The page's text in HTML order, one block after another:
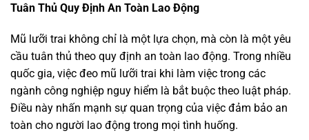
Tuân Thủ Quy Định An Toàn Lao Động
Mũ lưỡi trai không chỉ là một lựa chọn, mà còn là một yêu
cầu tuân thủ theo quy định an toàn lao động. Trong nhiều
quốc gia, việc đeo mũ lưỡi trai khi làm việc trong các
ngành công nghiệp nguy hiểm là bắt buộc theo luật pháp.
Điều này nhấn mạnh sự quan trọng của việc đảm bảo an
toàn cho người lao động trong mọi tình huống.